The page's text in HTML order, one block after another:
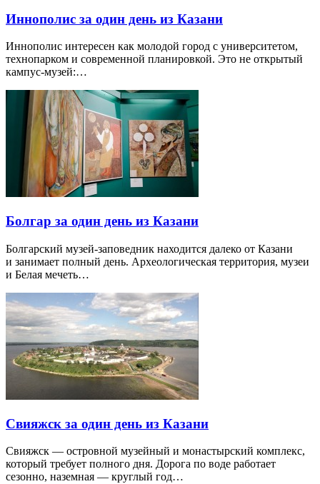
Иннополис за один день из Казани
Иннополис интересен как молодой город с университетом,
технопарком и современной планировкой. Это не открытый
кампус-музей:…
Болгар за один день из Казани
Болгарский музей-заповедник находится далеко от Казани
и занимает полный день. Археологическая территория, музеи
и Белая мечеть…
Свияжск за один день из Казани
Свияжск — островной музейный и монастырский комплекс,
который требует полного дня. Дорога по воде работает
сезонно, наземная — круглый год…